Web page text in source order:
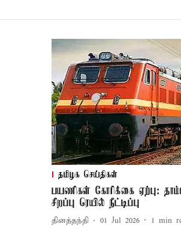
தமிழக செய்திகள்
பயணிகள் கோரிக்கை ஏற்பு:
சிறப்பு ரெயில் நீட்டிப்பு
தினத்தந்தி 01 Jul 2026 1 min